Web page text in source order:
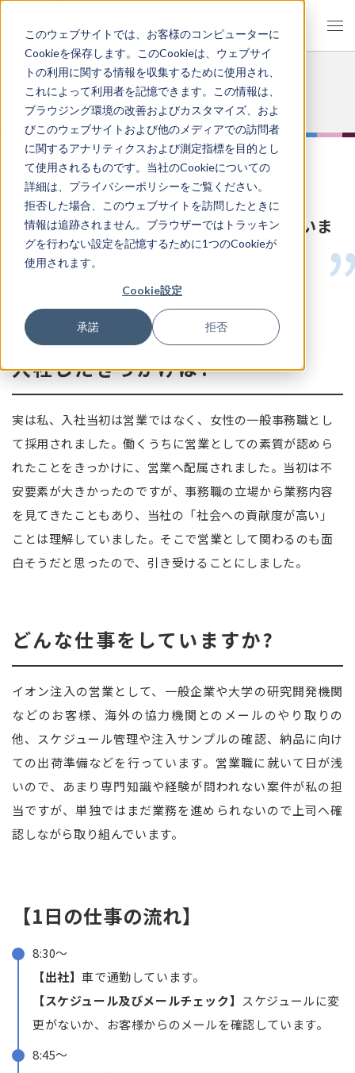
このウェブサイトでは、お客様のコンピューターに
Cookieを保存します。このCookieは、ウェブサイ
トの利用に関する情報を収集するために使用され、
これによって利用者を記憶できます。この情報は、
ブラウジング環境の改善およびカスタマイズ、およ
びこのウェブサイトおよび他のメディアでの訪問者
に関するアナリティクスおよび測定指標を目的とし
て使用されるものです。当社のCookieについての
詳細は、プライバシーポリシーをご覧ください。
拒否した場合、このウェブサイトを訪問したときに
情報は追跡されません。ブラウザーではトラッキン
グを行わない設定を記憶するために1つのCookieが
使用されます。
Cookie設定
承諾 拒否
JP
部門紹介
専門知識ゼロから営業職へ。
手厚いサポートの中、日々がんばっていま
す。
営業(イオン注入サービス)担当 Ｍさん
入社したきっかけは?
実は私、入社当初は営業ではなく、女性の一般事務職とし
て採用されました。働くうちに営業としての素質が認めら
れたことをきっかけに、営業へ配属されました。当初は不
安要素が大きかったのですが、事務職の立場から業務内容
を見てきたこともあり、当社の「社会への貢献度が高い」
ことは理解していました。そこで営業として関わるのも面
白そうだと思ったので、引き受けることにしました。
どんな仕事をしていますか?
イオン注入の営業として、一般企業や大学の研究開発機関
などのお客様、海外の協力機関とのメールのやり取りの
他、スケジュール管理や注入サンプルの確認、納品に向け
ての出荷準備などを行っています。営業職に就いて日が浅
いので、あまり専門知識や経験が問われない案件が私の担
当ですが、単独ではまだ業務を進められないので上司へ確
認しながら取り組んでいます。
【1日の仕事の流れ】
8:30〜
【出社】車で通勤しています。
【スケジュール及びメールチェック】 スケジュールに変
更がないか、お客様からのメールを確認しています。
8:45〜